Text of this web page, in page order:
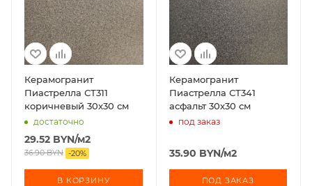
Керамогранит
Пиастрелла СТ311
коричневый 30х30 см
достаточно
29.52 BYN/м2
36.90BYN -20%
В КОРЗИНУ
Керамогранит
Пиастрелла СТ341
асфальт 30х30 см
под заказ
35.90 BYN/м2
ПОД ЗАКАЗ